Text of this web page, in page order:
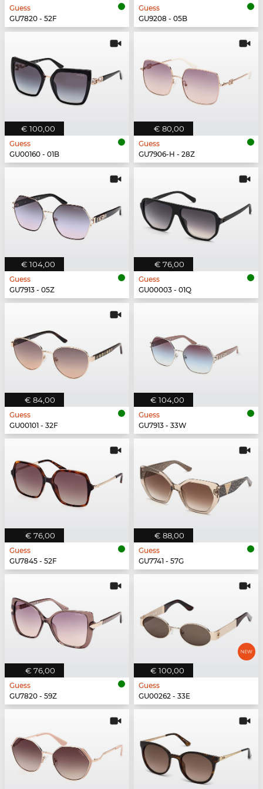
Guess
GU7820 - 52F
Guess
GU9208 - 05B
€ 100,00
Guess
GU00160 - 01B
€ 80,00
Guess
GU7906-H - 28Z
€ 104,00
Guess
GU7913 - 05Z
€ 76,00
Guess
GU00003 - 01Q
€ 84,00
Guess
GU00101 - 32F
€ 104,00
Guess
GU7913 - 33W
€ 76,00
Guess
GU7845 - 52F
€ 88,00
Guess
GU7741 - 57G
€ 76,00
Guess
GU7820 - 59Z
€ 100,00
Guess
GU00262 - 33E